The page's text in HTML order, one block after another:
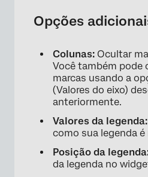
Opções
Colunas: Ocultar
Você também pode
marcas usando a
(Valores do eixo)
anteriormente.
Valores da legenda:
como sua legenda é
Posição da
da legenda no